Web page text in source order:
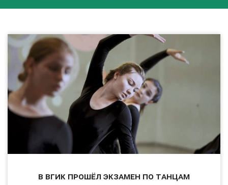
В ВГИК прошёл экзамен по танцам